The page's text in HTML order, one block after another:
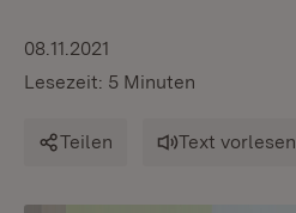
08.11.2021
Lesezeit: 5 Minuten
Teilen Text vorlesen